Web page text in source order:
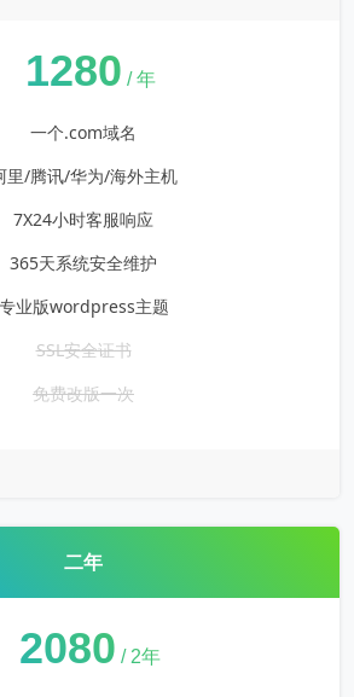
1280 / 年
一个.com域名
里/腾讯/华为/海外主机
7X24小时客服响应
365天系统安全维护
专业版wordpress主题
SSL安全证书
免费改版一次
二年
2080 / 2年